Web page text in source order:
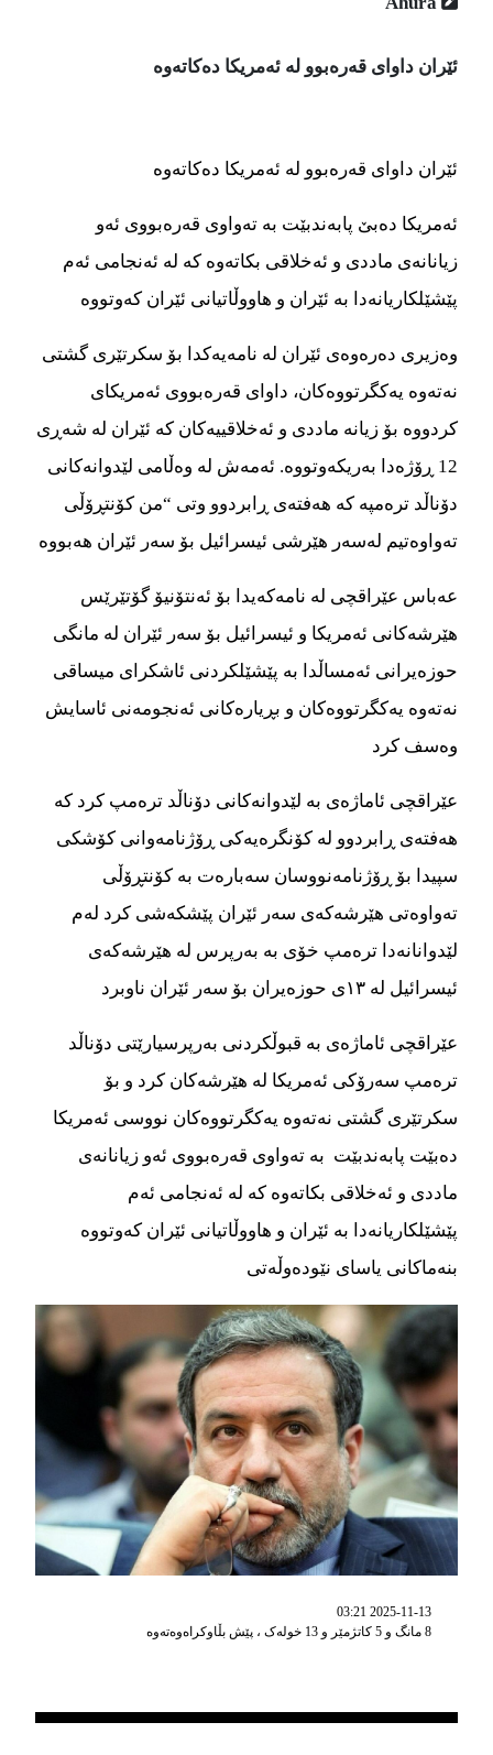
ئێران داوای قەرەبوو لە ئەمریکا دەکاتەوە
ئێران داوای قەرەبوو لە ئەمریکا دەکاتەوە
ئەمریکا دەبێ پابەندبێت بە تەواوی قەرەبووی ئەو
زیانانەی ماددی و ئەخلاقی بکاتەوە کە لە ئەنجامی ئەم
پێشێلکاریانەدا بە ئێران و هاووڵاتیانی ئێران کەوتووە
وەزیری دەرەوەی ئێران لە نامەیەکدا بۆ سکرتێری گشتی
نەتەوە یەکگرتووەکان، داوای قەرەبووی ئەمریکای
کردووە بۆ زیانە ماددی و ئەخلاقییەکان کە ئێران لە شەڕی
12 ڕۆژەدا بەریکەوتووە. ئەمەش لە وەڵامی لێدوانەکانی
دۆناڵد ترەمپە کە هەفتەی ڕابردوو وتی “من کۆنتڕۆڵی
تەواوەتیم لەسەر هێرشی ئیسرائیل بۆ سەر ئێران هەبووە
عەباس عێراقچی لە نامەکەیدا بۆ ئەنتۆنیۆ گۆتێرێس
هێرشەکانی ئەمریکا و ئیسرائیل بۆ سەر ئێران لە مانگی
حوزەیرانی ئەمساڵدا بە پێشێلکردنی ئاشکرای میساقی
نەتەوە یەکگرتووەکان و بڕیارەکانی ئەنجومەنی ئاسایش
وەسف کرد
عێراقچی ئاماژەی بە لێدوانەکانی دۆناڵد ترەمپ کرد کە
هەفتەی ڕابردوو لە کۆنگرەیەکی ڕۆژنامەوانی کۆشکی
سپیدا بۆ ڕۆژنامەنووسان سەبارەت بە کۆنتڕۆڵی
تەواوەتی هێرشەکەی سەر ئێران پێشکەشی کرد لەم
لێدوانانەدا ترەمپ خۆی بە بەرپرس لە هێرشەکەی
ئیسرائیل لە ١٣ی حوزەیران بۆ سەر ئێران ناوبرد
عێراقچی ئاماژەی بە قبوڵکردنی بەرپرسیارێتی دۆناڵد
ترەمپ سەرۆکی ئەمریکا لە هێرشەکان کرد و بۆ
سکرتێری گشتی نەتەوە یەکگرتووەکان نووسی ئەمریکا
دەبێت پابەندبێت بە تەواوی قەرەبووی ئەو زیانانەی
ماددی و ئەخلاقی بکاتەوە کە لە ئەنجامی ئەم
پێشێلکاریانەدا بە ئێران و هاووڵاتیانی ئێران کەوتووە
بنەماکانی یاسای نێودەوڵەتی
2025-11-13 03:21
8 مانگ و 5 کاتژمێر و 13 خوله‌ک ، پێش بڵاوکراه‌وه‌ته‌وه‌